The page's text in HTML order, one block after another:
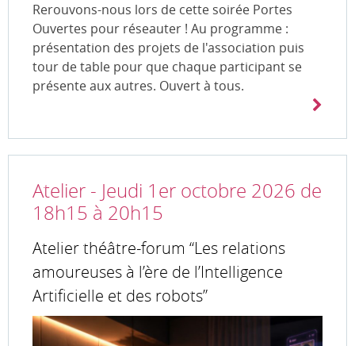
Rerouvons-nous lors de cette soirée Portes
Ouvertes pour réseauter ! Au programme :
présentation des projets de l'association puis
tour de table pour que chaque participant se
présente aux autres. Ouvert à tous.
Atelier - Jeudi 1er octobre 2026 de
18h15 à 20h15
Atelier théâtre-forum “Les relations
amoureuses à l’ère de l’Intelligence
Artificielle et des robots”